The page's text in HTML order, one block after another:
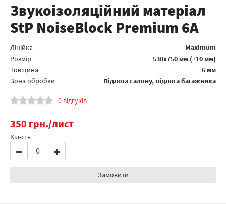
Звукоізоляційний матеріал
StP NoiseBlock Premium 6A
Лінійка
Maximum
Розмір
530x750 мм (±10 мм)
Товщина
6 мм
Зона обробки
Підлога салону, підлога багажника
0 відгуків
350 грн./лист
Кіл-сть
Замовити